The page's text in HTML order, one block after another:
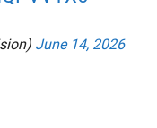
June 14, 2026